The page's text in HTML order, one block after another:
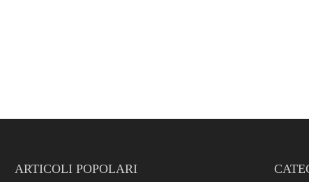
ARTICOLI POPOLARI